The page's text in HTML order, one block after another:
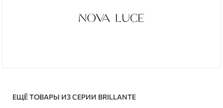
ЕЩЁ ТОВАРЫ ИЗ СЕРИИ BRILLANTE